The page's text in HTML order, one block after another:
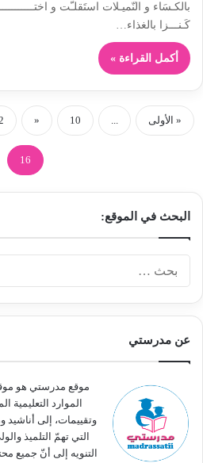
بالكـسَاء و النّميـلات استَقلـّت و
كَـنـــزا بالغذاء…
أكمل القراءة »
« الأولى ...
10
«
16
البحث في الموقع:
عن مدرستي
موقع مدرستي هو
الموارد التعليمية
وتقييمات، إلى أناشيد
التي تهمّ التلميذ
التنويه إلى أنّ جميع